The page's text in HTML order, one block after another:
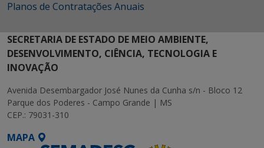
Planos de Contratações Anuais
SECRETARIA DE ESTADO DE MEIO AMBIENTE,
DESENVOLVIMENTO, CIÊNCIA, TECNOLOGIA E
INOVAÇÃO
Avenida Desembargador José Nunes da Cunha s/n - Bloco 12
Parque dos Poderes - Campo Grande | MS
CEP.: 79031-310
MAPA